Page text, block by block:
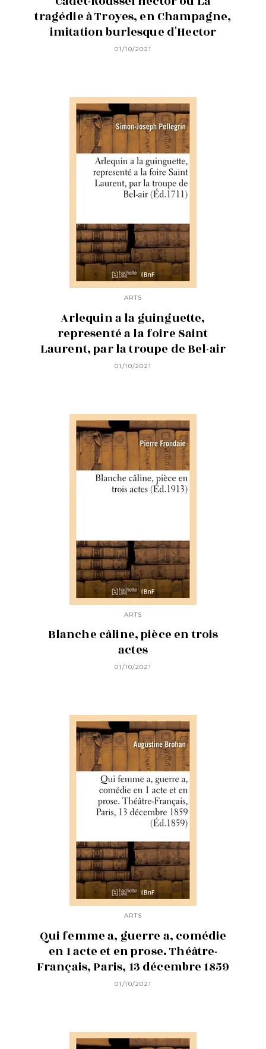
tragédie à Troyes, en Champagne,
imitation burlesque d'Hector
01/10/2021
ARTS
Arlequin a la guinguette,
representé a la foire Saint
Laurent, par la troupe de Bel-air
01/10/2021
ARTS
Blanche câline, pièce en trois
actes
01/10/2021
ARTS
Qui femme a, guerre a, comédie
en 1 acte et en prose. Théâtre-
Français, Paris, 13 décembre 1859
01/10/2021